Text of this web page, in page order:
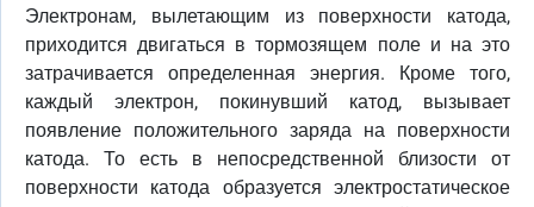
Электронам, вылетающим из поверхности катода,
приходится двигаться в тормозящем поле и на это
затрачивается определенная энергия. Кроме того,
каждый электрон, покинувший катод, вызывает
появление положительного заряда на поверхности
катода. То есть в непосредственной близости от
поверхности катода образуется электростатическое